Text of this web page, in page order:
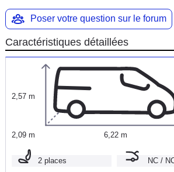
Poser votre question sur le forum
Caractéristiques détaillées
2,57 m
2,09 m 6,22 m
2 places NC /